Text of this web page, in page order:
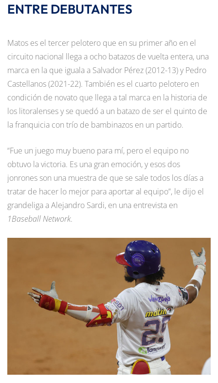
ENTRE DEBUTANTES
Matos es el tercer pelotero que en su primer año en el
circuito nacional llega a ocho batazos de vuelta entera, una
marca en la que iguala a Salvador Pérez (2012-13) y Pedro
Castellanos (2021-22). También es el cuarto pelotero en
condición de novato que llega a tal marca en la historia de
los litoralenses y se quedó a un batazo de ser el quinto de
la franquicia con trío de bambinazos en un partido.
“Fue un juego muy bueno para mí, pero el equipo no
obtuvo la victoria. Es una gran emoción, y esos dos
jonrones son una muestra de que se sale todos los días a
tratar de hacer lo mejor para aportar al equipo”, le dijo el
grandeliga a Alejandro Sardi, en una entrevista en
1Baseball Network.